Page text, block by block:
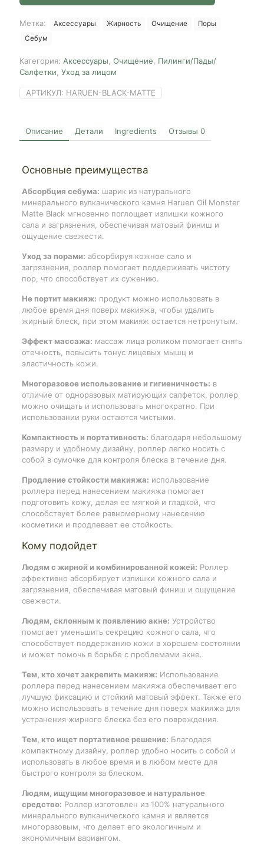
Описание Детали Ingredients Отзывы 0
Основные преимущества
Абсорбция себума: шарик из натурального
минерального вулканического камня Haruen Oil Monster
Matte Black мгновенно поглощает излишки кожного
сала и загрязнения, обеспечивая матовый финиш и
ощущение свежести.
Уход за порами: абсорбируя кожное сало и
загрязнения, роллер помогает поддерживать чистоту
пор, что способствует их сужению.
Не портит макияж: продукт можно использовать в
любое время дня поверх макияжа, чтобы удалить
жирный блеск, при этом макияж остается нетронутым.
Эффект массажа: массаж лица роликом помогает снять
отечность, повысить тонус лицевых мышц и
эластичность кожи.
Многоразовое использование и гигиеничность: в
отличие от одноразовых матирующих салфеток, роллер
можно очищать и использовать многократно. При
использовании руки остаются чистыми.
Компактность и портативность: благодаря небольшому
размеру и удобному дизайну, роллер легко носить с
собой в сумочке для контроля блеска в течение дня.
Продление стойкости макияжа: использование
роллера перед нанесением макияжа помогает
подготовить кожу, делая ее мягкой и гладкой, что
способствует более равномерному нанесению
косметики и продлевает ее стойкость.
Кому подойдет
Людям с жирной и комбинированной кожей: Роллер
эффективно абсорбирует излишки кожного сала и
загрязнения, обеспечивая матовый финиш и ощущение
свежести.
Людям, склонным к появлению акне: Устройство
помогает уменьшить секрецию кожного сала, что
способствует поддержанию кожи в хорошем состоянии
и может помочь в борьбе с проблемами акне.
Тем, кто хочет закрепить макияж: Использование
роллера перед нанесением макияжа обеспечивает его
лучшую фиксацию и стойкий матовый эффект. Также его
можно использовать в течение дня поверх макияжа для
устранения жирного блеска без его повреждения.
Тем, кто ищет портативное решение: Благодаря
компактному дизайну, роллер удобно носить с собой и
использовать в любое время и в любом месте для
быстрого контроля за блеском.
Людям, ищущим многоразовое и натуральное
средство: Роллер изготовлен из 100% натурального
минерального вулканического камня и является
многоразовым, что делает его экологичным и
экономичным вариантом.
Matte
Метка: Аксессуары Жирность Очищение
Поры
Себум
Категория: Аксессуары Очищение
Пилинги/Пады/
Салфетки Уход за лицом
АРТИКУЛ: HARUEN-BLACK-MATTE